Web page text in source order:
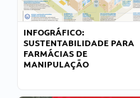
INFOGRÁFICO:
SUSTENTABILIDADE PARA
FARMÁCIAS DE
MANIPULAÇÃO